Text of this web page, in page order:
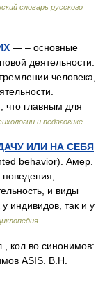
словарь русского
— – основные
деятельности.
человека,
что главным для
и педагогике
ИЛИ НА СЕБЯ
behavior). Амер.
и виды
индивидов, так и у
кол во синонимов:
ASIS. В.Н.